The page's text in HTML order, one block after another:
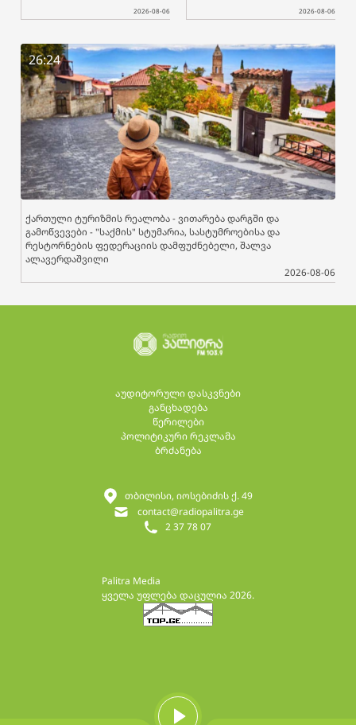
2026-08-06
2026-08-06
26:24
ქართული ტურიზმის რეალობა - ვითარება დარგში და
გამოწვევები - "საქმის" სტუმარია, სასტუმროებისა და
რესტორნების ფედერაციის დამფუძნებელი, შალვა
ალავერდაშვილი
2026-08-06
აუდიტორული დასკვნები
განცხადება
წერილები
პოლიტიკური რეკლამა
ბრძანება
Palitra Media
ყველა უფლება დაცულია 2026.
2 37 78 07
contact@radiopalitra.ge
თბილისი, იოსებიძის ქ. 49